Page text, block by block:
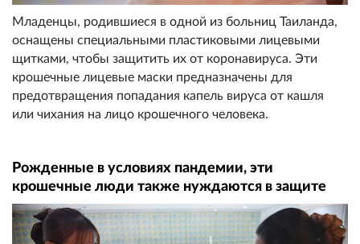
Младенцы, родившиеся в одной из больниц Таиланда,
оснащены специальными пластиковыми лицевыми
щитками, чтобы защитить их от коронавируса. Эти
крошечные лицевые маски предназначены для
предотвращения попадания капель вируса от кашля
или чихания на лицо крошечного человека.
Рожденные в условиях пандемии, эти
крошечные люди также нуждаются в защите